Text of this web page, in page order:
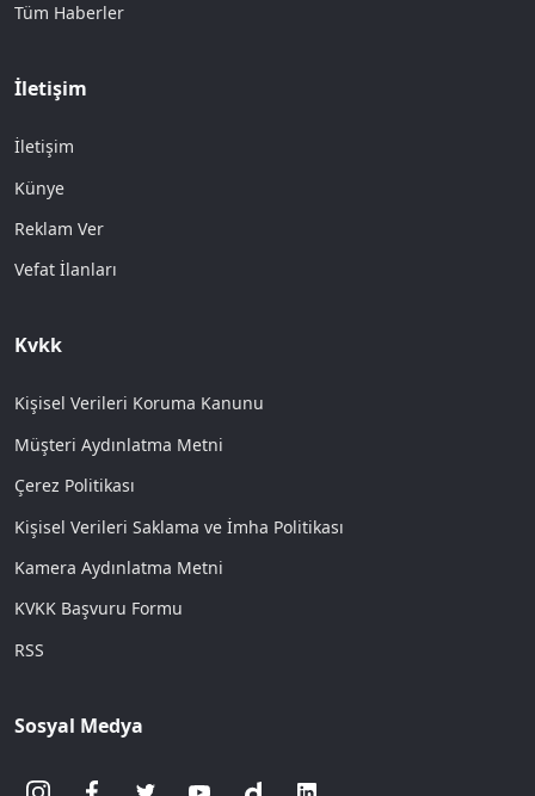
Tüm Haberler
İletişim
İletişim
Künye
Reklam Ver
Vefat İlanları
Kvkk
Kişisel Verileri Koruma Kanunu
Müşteri Aydınlatma Metni
Çerez Politikası
Kişisel Verileri Saklama ve İmha Politikası
Kamera Aydınlatma Metni
KVKK Başvuru Formu
RSS
Sosyal Medya